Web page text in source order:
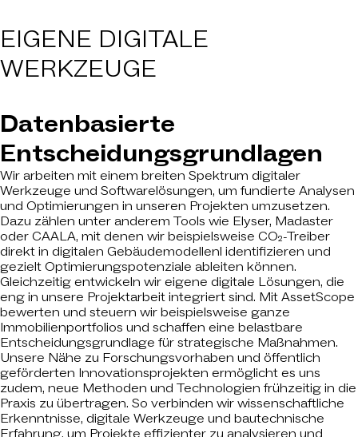
EIGENE DIGITALE
WERKZEUGE
Datenbasierte
Entscheidungsgrundlagen
Wir arbeiten mit einem breiten Spektrum digitaler
Werkzeuge und Softwarelösungen, um fundierte Analysen
und Optimierungen in unseren Projekten umzusetzen.
Dazu zählen unter anderem Tools wie Elyser, Madaster
oder CAALA, mit denen wir beispielsweise CO₂-Treiber
direkt in digitalen Gebäudemodellenl identifizieren und
gezielt Optimierungspotenziale ableiten können.
Gleichzeitig entwickeln wir eigene digitale Lösungen, die
eng in unsere Projektarbeit integriert sind. Mit AssetScope
bewerten und steuern wir beispielsweise ganze
Immobilienportfolios und schaffen eine belastbare
Entscheidungsgrundlage für strategische Maßnahmen.
Unsere Nähe zu Forschungsvorhaben und öffentlich
geförderten Innovationsprojekten ermöglicht es uns
zudem, neue Methoden und Technologien frühzeitig in die
Praxis zu übertragen. So verbinden wir wissenschaftliche
Erkenntnisse, digitale Werkzeuge und bautechnische
Erfahrung, um Projekte effizienter zu analysieren und